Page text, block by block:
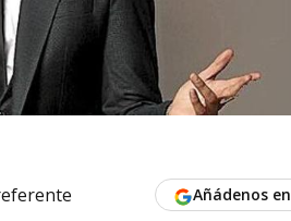
Añádenos